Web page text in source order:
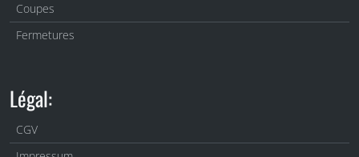
Coupes
Fermetures
Légal:
CGV